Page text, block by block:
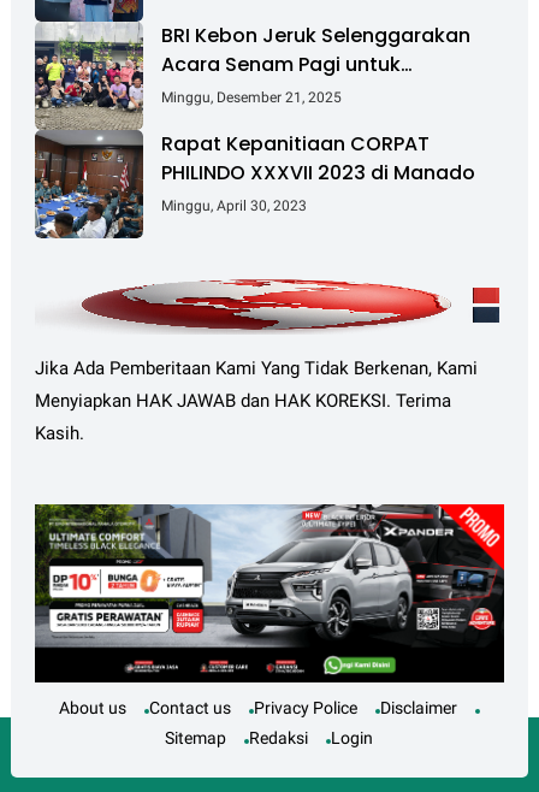
BRI Kebon Jeruk Selenggarakan
Acara Senam Pagi untuk
Tingkatkan Kesehatan dan
Minggu, Desember 21, 2025
Rapat Kepanitiaan CORPAT
PHILINDO XXXVII 2023 di Manado
Minggu, April 30, 2023
Jika Ada Pemberitaan Kami Yang Tidak Berkenan, Kami
Menyiapkan HAK JAWAB dan HAK KOREKSI. Terima
Kasih.
About us Contact us Privacy Police
Disclaimer
Sitemap
Redaksi Login